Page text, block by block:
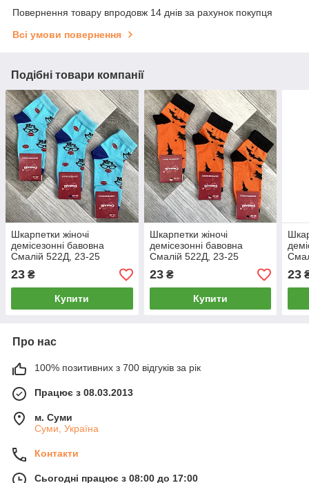
Повернення товару впродовж 14 днів за рахунок покупця
Всі умови повернення
Подібні товари компанії
Шкарпетки жіночі
демісезонні бавовна
Смалій 522Д, 23-25
розмір, 14029
23 ₴
Купити
Шкарпетки жіночі
демісезонні бавовна
Смалій 522Д, 23-25
розмір, 14028
23₴
Купити
23
Про нас
100% позитивних з 700 відгуків за рік
Працює з 08.03.2013
м. Суми
Суми, Україна
Контакти
Сьогодні працює з 08:00 до 17:00